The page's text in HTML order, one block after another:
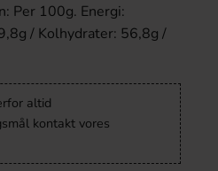
Per 100g. Energi:
/ Kolhydrater: 56,8g /
altid
kontakt vores